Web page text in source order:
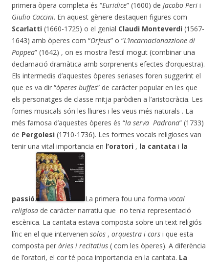
primera òpera completa és “Euridice” (1600) de Jacobo Peri i
Giulio Caccini. En aquest gènere destaquen figures com
Scarlatti (1660-1725) o el genial Claudi Monteverdi (1567-
1643) amb òperes com “Orfeus” o “L’incarnacionazzione di
Poppea” (1642) , on es mostra l’estil mogut (combinar una
declamació dramàtica amb sorprenents efectes d’orquestra).
Els intermedis d’aquestes òperes seriases foren suggerint el
que es va dir “òperes buffes” de carácter popular en les que
els personatges de classe mitja paròdien a l’aristocràcia. Les
fomes musicals són les lliures i les veus més naturals . La
més famosa d’aquestes òperes és “la serva Padrona” (1733)
de Pergolesi (1710-1736). Les formes vocals religioses van
tenir una vital importancia en l’oratori , la cantata i la
passió. La primera fou una forma vocal
religiosa de carácter narratiu que no tenia representació
escènica. La cantata estava composta sobre un text religiós
líric en el que intervenen solos , orquestra i cors i que esta
composta per àries i recitatius ( com les òperes). A diferència
de l’oratori, el cor té poca importancia en la cantata. La